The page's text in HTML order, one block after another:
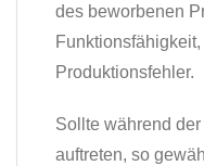
des beworbenen
Produktionsfehler.
Sollte während
auftreten, so